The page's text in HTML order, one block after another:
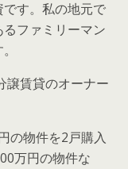
す。私の地元で
ファミリーマン
譲賃貸のオーナー
の物件を2戸購入
万円の物件な